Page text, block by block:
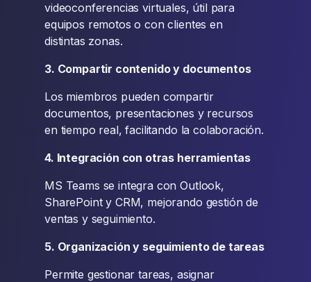
videoconferencias virtuales, útil para
equipos remotos o con clientes en
distintas zonas.
3. Compartir contenido y documentos
Los miembros pueden compartir
documentos, presentaciones y recursos
en tiempo real, facilitando la colaboración.
4. Integración con otras herramientas
MS Teams se integra con Outlook,
SharePoint y CRM, mejorando gestión de
ventas y seguimiento.
5. Organización y seguimiento de tareas
Permite gestionar tareas, asignar